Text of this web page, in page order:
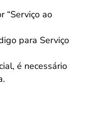
“Serviço ao
para Serviço
é necessário